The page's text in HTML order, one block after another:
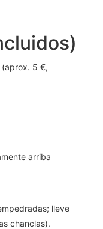
(aprox. 5 €,
arriba
lleve
chanclas).